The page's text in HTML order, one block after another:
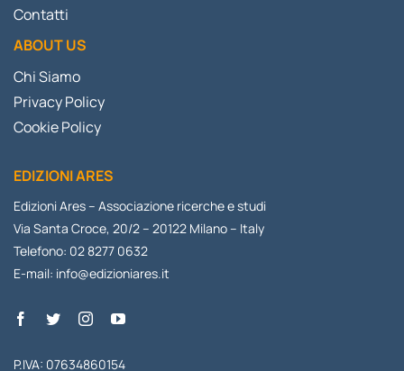
Contatti
ABOUT US
Chi Siamo
Privacy Policy
Cookie Policy
EDIZIONI ARES
Edizioni Ares – Associazione ricerche e studi
Via Santa Croce, 20/2 – 20122 Milano – Italy
Telefono: 02 8277 0632
E-mail: info@edizioniares.it
P.IVA: 07634860154